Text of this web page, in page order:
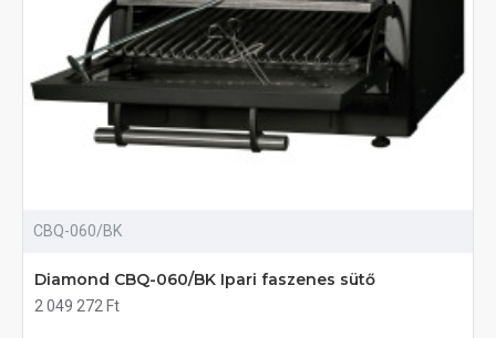
CBQ-060/BK
Diamond CBQ-060/BK Ipari faszenes sütő
2 049 272 Ft